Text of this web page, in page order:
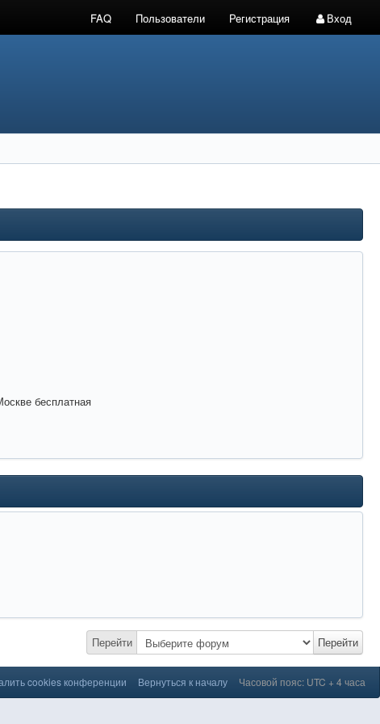
FAQ Пользователи Регистрация Вход
бесплатная
Перейти Перейти
cookies конференции Вернуться к началу Часовой пояс: UTC + 4 часа